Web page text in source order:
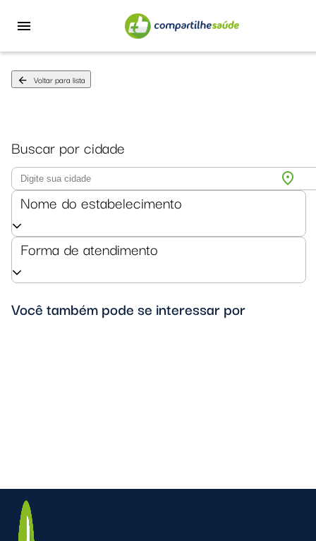
menu
arrow_back Voltar para lista
Buscar por cidade
location_on
Nome do estabelecimento
Forma de atendimento
Você também pode se interessar por